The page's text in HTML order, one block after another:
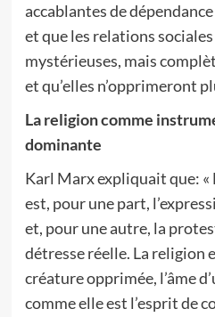
accablantes de
et que les relations
mystérieuses, mais
et qu’elles n’opprimeront
La religion comme
dominante
Karl Marx expliquait que: «
est, pour une part,
et, pour une autre, la
détresse réelle. La religion
créature opprimée, l’âme
comme elle est l’esprit de